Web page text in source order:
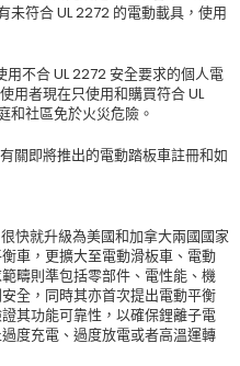
未符合 UL 2272 的電動載具，使用
用不合 UL 2272 安全要求的個人電
用者現在只使用和購買符合 UL
和社區免於火災危險。
關即將推出的電動踏板車註冊和如
快就升級為美國和加拿大兩國國家
車，更擴大至電動滑板車、電動
疇則準包括零部件、電性能、機
全，同時其亦首次提出電動平衡
其功能可靠性，以確保鋰離子電
度充電、過度放電或者高溫運轉